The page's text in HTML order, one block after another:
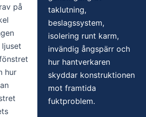
på
hur
taklutning,
beslagssystem,
isolering runt karm,
invändig ångspärr och
hur hantverkaren
skyddar konstruktionen
mot framtida
fuktproblem.